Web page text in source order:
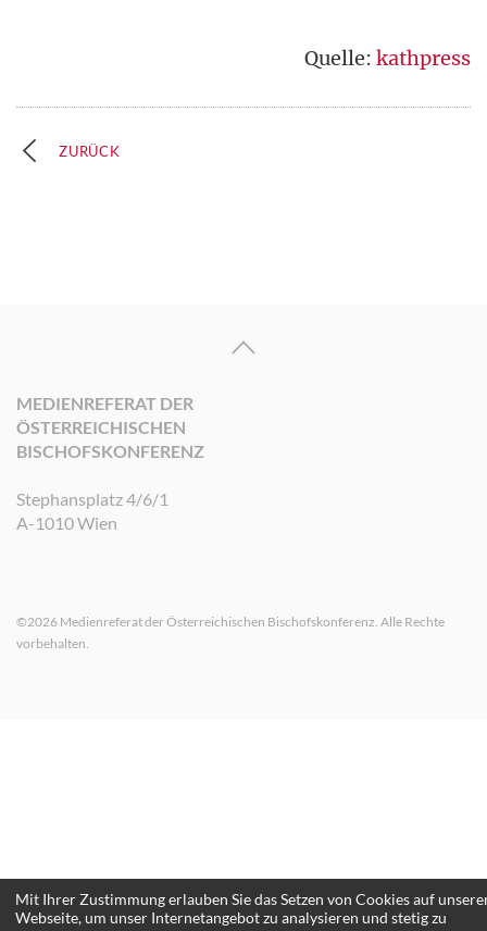
Quelle: kathpress
ZURÜCK
MEDIENREFERAT DER
ÖSTERREICHISCHEN
BISCHOFSKONFERENZ
Stephansplatz 4/6/1
A-1010 Wien
©2026 Medienreferat der Österreichischen Bischofskonferenz. Alle Rechte
vorbehalten.
Mit Ihrer Zustimmung erlauben Sie das Setzen von Cookies auf
Webseite, um unser Internetangebot zu analysieren und stetig zu